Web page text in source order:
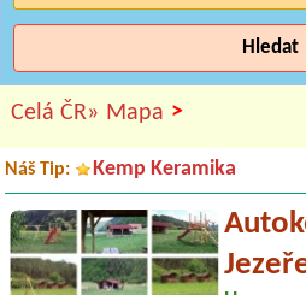
Hledat
Celá ČR» Mapa >
Náš Tip: Kemp Keramika